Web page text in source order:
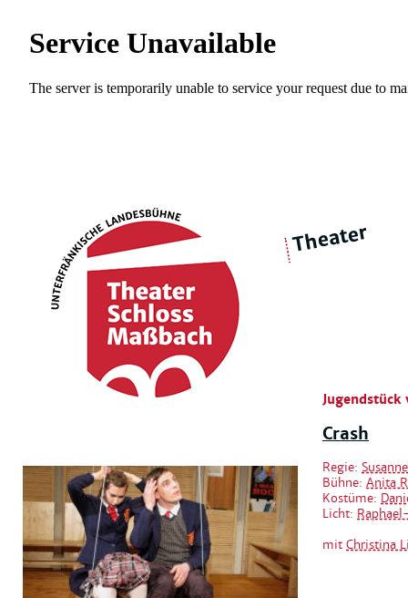
Crash
Regie:
Bühne: Anita
Kostüme:
Licht:
mit Christina
Theater